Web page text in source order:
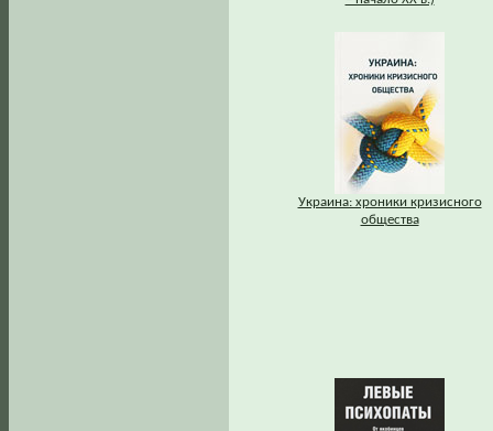
Украина: хроники кризисного
общества